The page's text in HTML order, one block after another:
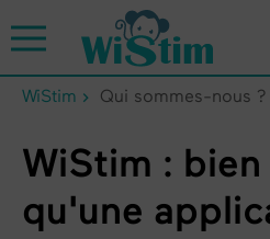
WiStim Qui sommes-nous ?
WiStim : bien
qu'une
Panneau de gestion des